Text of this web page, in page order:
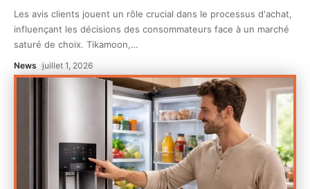
Les avis clients jouent un rôle crucial dans le processus d'achat,
influençant les décisions des consommateurs face à un marché
saturé de choix. Tikamoon,…
News juillet 1, 2026